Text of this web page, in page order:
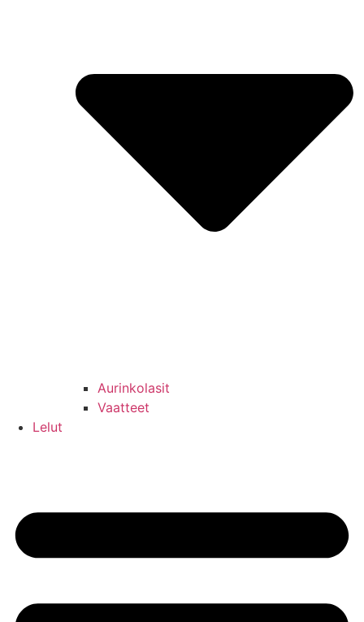
Aurinkolasit
Vaatteet
Lelut